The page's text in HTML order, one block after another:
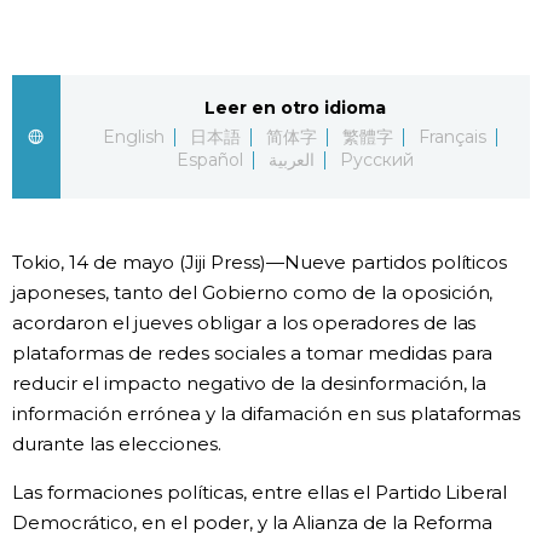
Русский
Cultura
Tecnología
Guía de Japón
Vídeos e imágenes
En profundidad
Más
Leer en otro idioma
English
日本語 简体字 繁體字
Français
Español
العربية Русский
Tokio, 14 de mayo (Jiji Press)—Nueve partidos políticos
japoneses, tanto del Gobierno como de la oposición,
acordaron el jueves obligar a los operadores de las
plataformas de redes sociales a tomar medidas para
reducir el impacto negativo de la desinformación, la
información errónea y la difamación en sus plataformas
durante las elecciones.
Las formaciones políticas, entre ellas el Partido Liberal
Democrático, en el poder, y la Alianza de la Reforma